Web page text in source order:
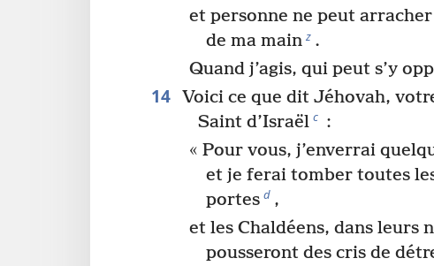
et personne ne peut
de ma main z .
Quand j’agis, qui peut s’y
14 Voici ce que dit Jéhovah,
Saint d’Israël c :
« Pour vous, j’enverrai
et je ferai tomber toutes
portes d ,
et les Chaldéens, dans leurs
pousseront des cris de